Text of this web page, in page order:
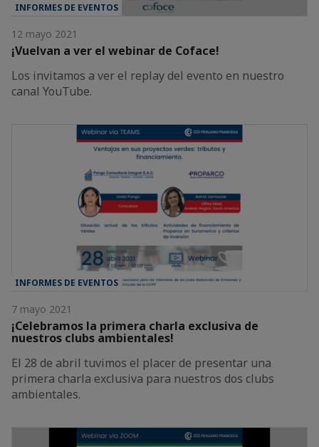
INFORMES DE EVENTOS
12 mayo 2021
¡Vuelvan a ver el webinar de Coface!
Los invitamos a ver el replay del evento en nuestro
canal YouTube.
INFORMES DE EVENTOS
7 mayo 2021
¡Celebramos la primera charla exclusiva de
nuestros clubs ambientales!
El 28 de abril tuvimos el placer de presentar una
primera charla exclusiva para nuestros dos clubs
ambientales.